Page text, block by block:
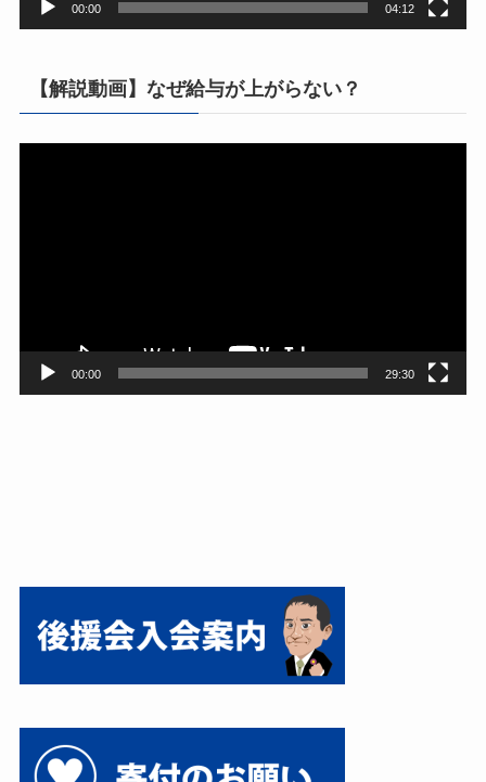
00:00 04:12
【解説動画】なぜ給与が上がらない？
00:00 29:30